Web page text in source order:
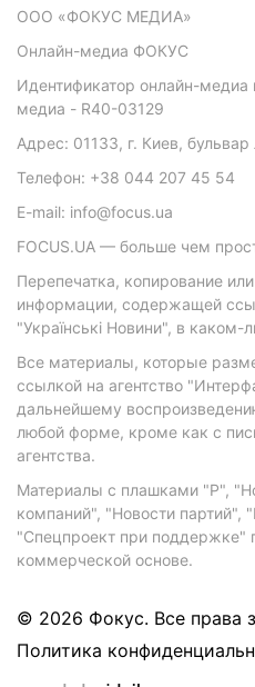
ООО «ФОКУС МЕДИА»
Онлайн-медиа ФОКУС
Идентификатор онлайн-медиа
медиа - R40-03129
Адрес: 01133, г. Киев,
Телефон: +38 044 207 45 54
E-mail: info@focus.ua
FOCUS.UA — больше чем
Перепечатка, копирование
информации, содержащей
"Українські Новини", в
Все материалы, которые
ссылкой на агентство
дальнейшему
любой форме, кроме как с
агентства.
Материалы с плашками "Р",
компаний", "Новости партий",
"Спецпроект при поддержке"
коммерческой основе.
© 2026 Фокус. Все права
Политика